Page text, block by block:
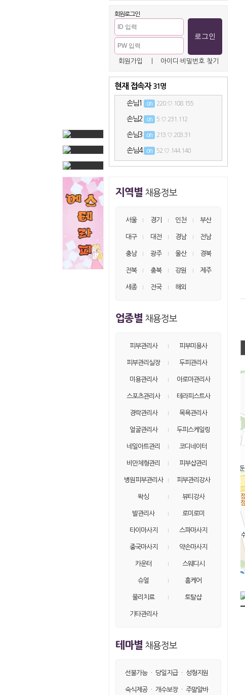
회원로그인
회원가입 아이디·비밀번호 찾기
현재 접속자 31명
손님1 on 220.♡.108.155
손님2 on 5.♡.231.112
손님3 on 213.♡.203.31
손님4 on 52.♡.144.140
손님5 on 116.♡.32.142
손님7 on 220.♡.108.81
손님13 40.♡.167.77
손님15 on 162.♡.184.59
손님21 220.♡.108.111
손님22 on 116.♡.32.111
손님23 on 40.♡.167.5
손님24 on 5.♡.231.182
손님25 on 40.♡.167.1
손님26 66.♡.77.130
손님27 on 66.♡.77.131
손님28 on 66.♡.77.132
손님29 on 52.♡.144.172
손님30 on 40.♡.167.51
지역별 채용정보
서울 경기 인천 부산
대구 대전 경남 전남
충남 광주 울산 경북
전북 충북 강원 제주
세종 전국 해외
업종별 채용정보
피부관리사 피부미용사
피부관리실장 두피관리사
미용관리사 아로마관리사
스포츠관리사 테라피스트사
경락관리사 목욕관리사
얼굴관리사 두피스케일링
네일아트관리 코디네이터
비만체형관리 피부샵관리
병원피부관리사 피부관리강사
왁싱 뷰티강사
발관리사 로미로미
타이마사지 스파마사지
중국마사지 약손마사지
카운터 스웨디시
슈얼 홈케어
물리치료 토탈샵
기타관리사
테마별 채용정보
선불가능 · 당일지급 · 성형지원
숙식제공 · 개수보장 · 주말알바